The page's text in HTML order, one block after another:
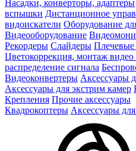
Насадки, конверторы, адаптеры
вспышки Дистанционное
видоискатели Оборудование
Видеооборудование
Рекордеры Слайдеры
Цветокоррекция, монтаж видео
распределение сигнала
Видеоконвертеры Аксессуары
Аксессуары для экстрим камер
Крепления Прочие аксессуары
Квадрокоптеры Аксессуары